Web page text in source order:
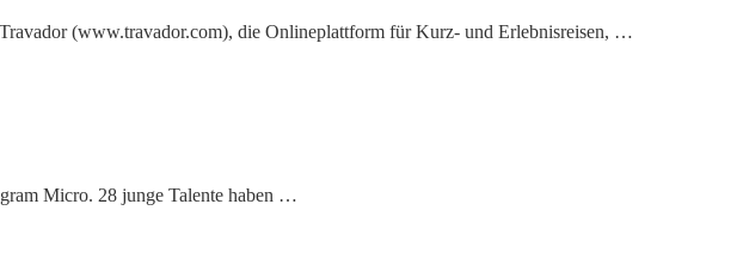
(www.travador.com), die Onlineplattform für Kurz- und Erlebnisreisen, …
Micro. 28 junge Talente haben …